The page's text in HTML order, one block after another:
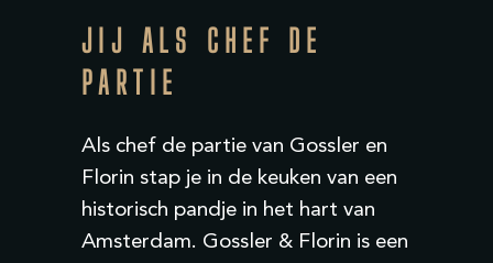
JIJ ALS CHEF DE
PARTIE
Als chef de partie van Gossler en
Florin stap je in de keuken van een
historisch pandje in het hart van
Amsterdam. Gossler & Florin is een